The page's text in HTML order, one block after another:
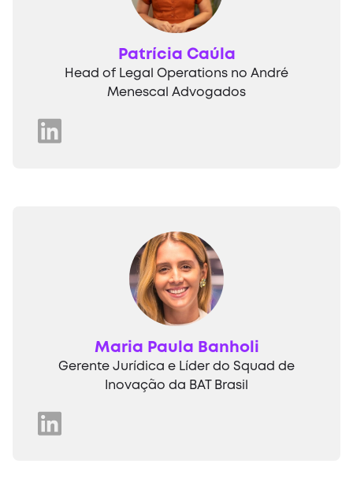
Patrícia Caúla
Head of Legal Operations no André
Menescal Advogados
Maria Paula Banholi
Gerente Jurídica e Líder do Squad de
Inovação da BAT Brasil